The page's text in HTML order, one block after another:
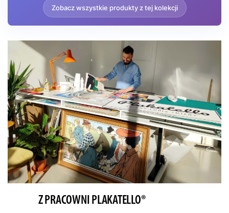
Ten plakat doskonale komponuje się z wnętrzami w stylu
vintage, retro czy eklektycznym. Plakatello oferuje ten
wyjątkowy reprint dla miłośników impresjonizmu i historii
sztuki europejskiej.
Zobacz wszystkie produkty z tej kolekcji
Z PRACOWNI PLAKATELLO®